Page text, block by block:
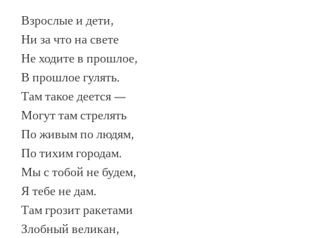
Взрослые и дети,
Ни за что на свете
Не ходите в прошлое,
В прошлое гулять.
Там такое деется —
Могут там стрелять
По живым по людям,
По тихим городам.
Мы с тобой не будем,
Я тебе не дам.
Там грозит ракетами
Злобный великан,